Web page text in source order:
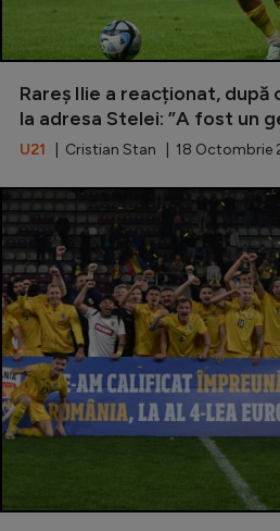
Rareș Ilie a reacționat, după
la adresa Stelei: ”A fost un
U21 | Cristian Stan | 18 Octombrie